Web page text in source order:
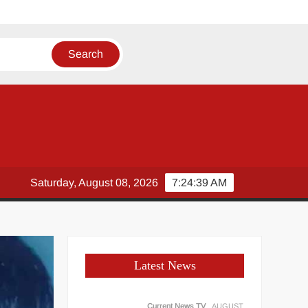
7:24:40 AM
Saturday, August 08, 2026
Latest News
Current News TV
AUGUST